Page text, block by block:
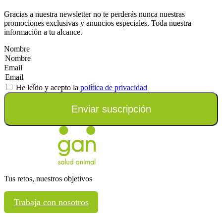
Gracias a nuestra newsletter no te perderás nunca nuestras
promociones exclusivas y anuncios especiales. Toda nuestra
información a tu alcance.
Nombre
Email
He leído y acepto la política de privacidad
Enviar suscripción
Tus retos, nuestros objetivos
Trabaja con nosotros